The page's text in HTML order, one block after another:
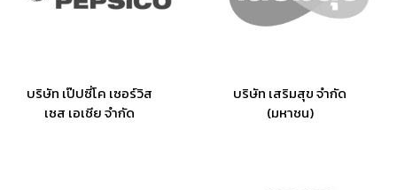
บริษัท เป๊ปซี่โค เซอร์วิส
เซส เอเชีย จำกัด
บริษัท เสริมสุข จำกัด
(มหาชน)